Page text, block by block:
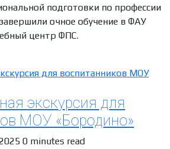
подготовки по профессии
очное обучение в ФАУ
центр ФПС.
экскурсия для
МОУ «Бородино»
0 minutes read